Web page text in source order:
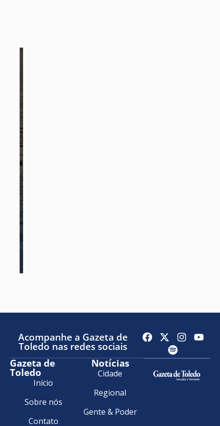
Acompanhe a Gazeta de
Toledo nas redes sociais
Gazeta de
Toledo
Início
Sobre nós
Contato
Notícias
Cidade
Regional
Gente & Poder